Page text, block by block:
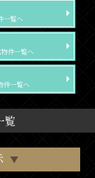
一覧へ
件一覧へ
件一覧へ
覧